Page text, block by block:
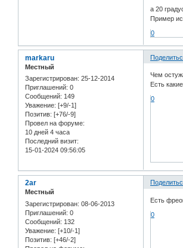
а 20
Пример
0
markaru
Местный
Зарегистрирован: 25-12-2014
Приглашений: 0
Сообщений: 149
Уважение: [+9/-1]
Позитив: [+76/-9]
Провел на форуме:
10 дней 4 часа
Последний визит:
15-01-2024 09:56:05
Чем
Есть
0
2ar
Местный
Зарегистрирован: 08-06-2013
Приглашений: 0
Сообщений: 132
Уважение: [+10/-1]
Позитив: [+46/-2]
Есть
0